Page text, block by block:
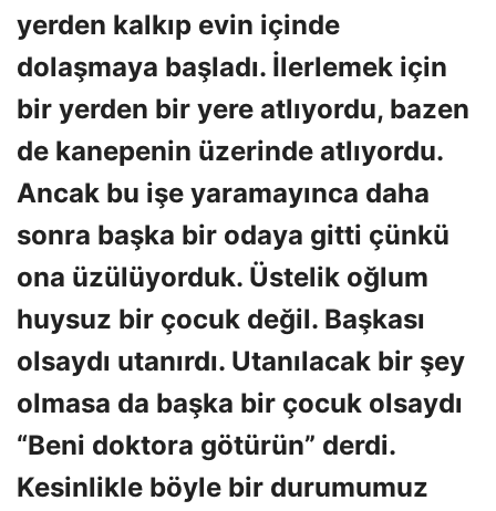
yerden kalkıp evin içinde
dolaşmaya başladı. İlerlemek için
bir yerden bir yere atlıyordu, bazen
de kanepenin üzerinde atlıyordu.
Ancak bu işe yaramayınca daha
sonra başka bir odaya gitti çünkü
ona üzülüyorduk. Üstelik oğlum
huysuz bir çocuk değil. Başkası
olsaydı utanırdı. Utanılacak bir şey
olmasa da başka bir çocuk olsaydı
“Beni doktora götürün” derdi.
Kesinlikle böyle bir durumumuz